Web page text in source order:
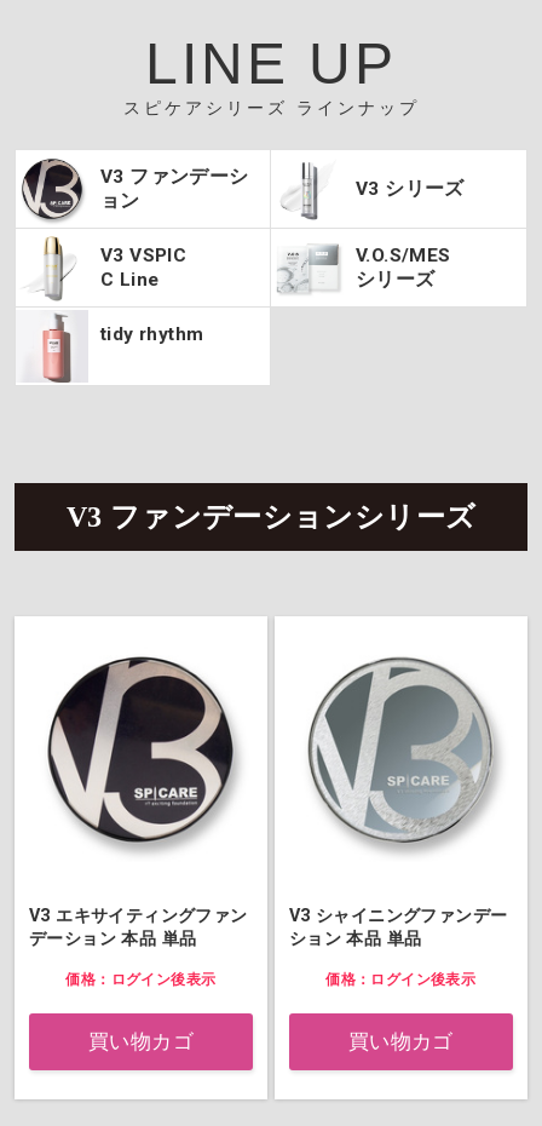
LINE UP
スピケアシリーズ ラインナップ
V3 ファンデーシ
ョン
V3 シリーズ
V3 VSPIC
C Line
V.O.S/MES
シリーズ
tidy rhythm
V3 ファンデーションシリーズ
V3 エキサイティングファン
デーション 本品 単品
価格：ログイン後表示
買い物カゴ
V3 シャイニングファンデー
ション 本品 単品
価格：ログイン後表示
買い物カゴ